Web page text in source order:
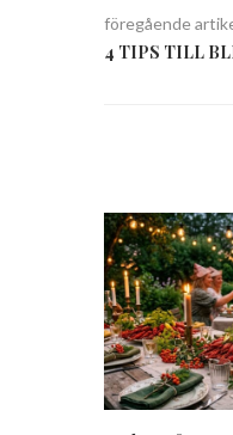
föregående
4 TIPS TILL